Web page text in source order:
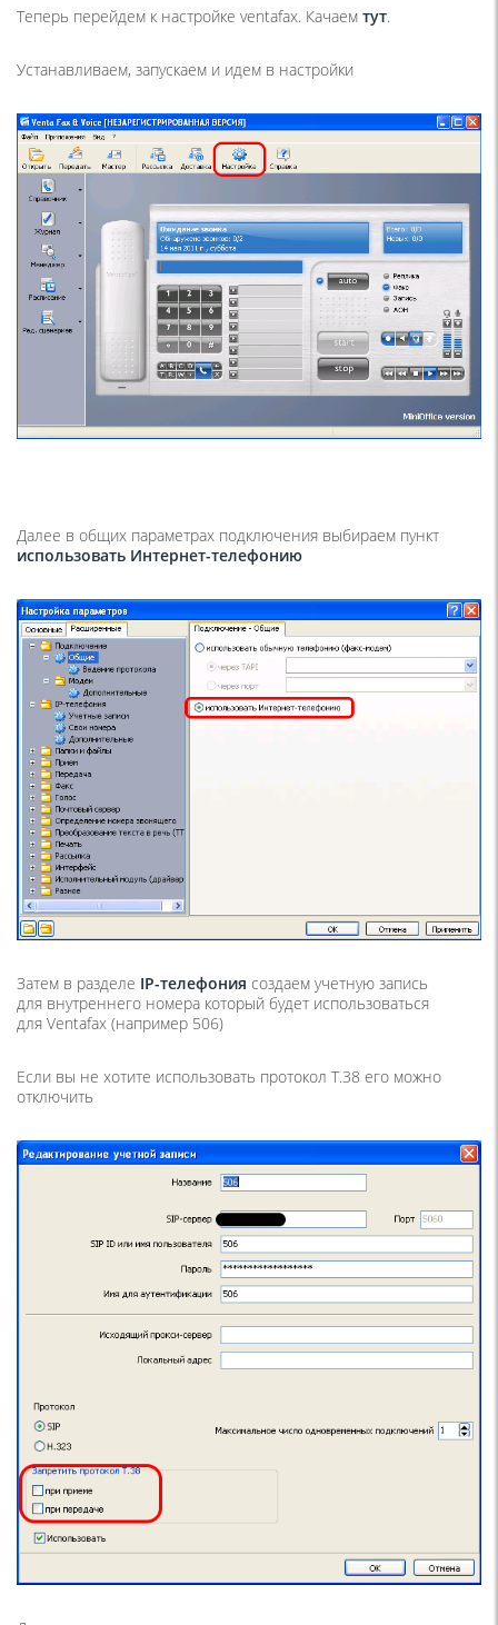
Теперь перейдем к настройке ventafax. Качаем тут.
Устанавливаем, запускаем и идем в настройки
Далее в общих параметрах подключения выбираем пункт
использовать Интернет-телефонию
Затем в разделе IP-телефония создаем учетную запись
для внутреннего номера который будет использоваться
для Ventafax (например 506)
Если вы не хотите использовать протокол T.38 его можно
отключить